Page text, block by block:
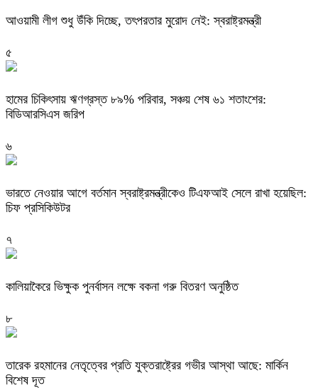
আওয়ামী লীগ শুধু উঁকি দিচ্ছে, তৎপরতার মুরোদ নেই: স্বরাষ্ট্রমন্ত্রী
৫
হামের চিকিৎসায় ঋণগ্রস্ত ৮৯% পরিবার, সঞ্চয় শেষ ৬১ শতাংশের:
বিডিআরসিএস জরিপ
৬
ভারতে নেওয়ার আগে বর্তমান স্বরাষ্ট্রমন্ত্রীকেও টিএফআই সেলে রাখা হয়েছিল:
চিফ প্রসিকিউটর
৭
কালিয়াকৈরে ভিক্ষুক পুনর্বাসন লক্ষে বকনা গরু বিতরণ অনুষ্ঠিত
৮
তারেক রহমানের নেতৃত্বের প্রতি যুক্তরাষ্ট্রের গভীর আস্থা আছে: মার্কিন
বিশেষ দূত